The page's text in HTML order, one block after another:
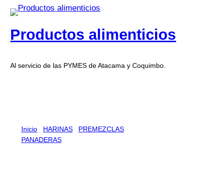
Productos alimenticios
Al servicio de las PYMES de Atacama y Coquimbo.
Inicio/ HARINAS/ PREMEZCLAS
PANADERAS/ TEGRAL PAN ITALIANO RS BOL 20 KG